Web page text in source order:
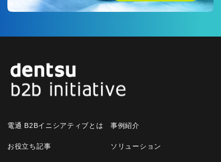
電通 B2Bイニシアティブとは
お役立ち記事
事例紹介
ソリューション